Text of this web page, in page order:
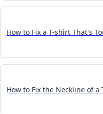
How to Fix a T-shirt That's
How to Fix the Neckline of a